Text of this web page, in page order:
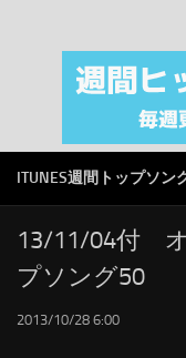
注目カテゴリ
オリジナルiTunes
RSS
LINKS
ITUNES週間トップソン
13/11/04付 オ
プソング50
2013/10/28 6:00